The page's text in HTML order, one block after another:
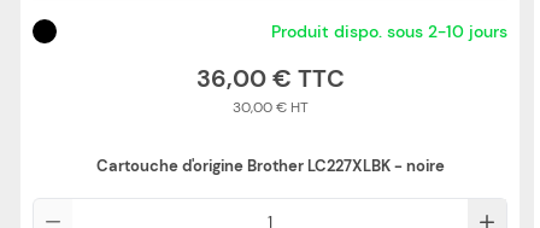
Produit dispo. sous 2-10 jours
36,00 €
30,00 €
Cartouche d'origine Brother LC227XLBK - noire